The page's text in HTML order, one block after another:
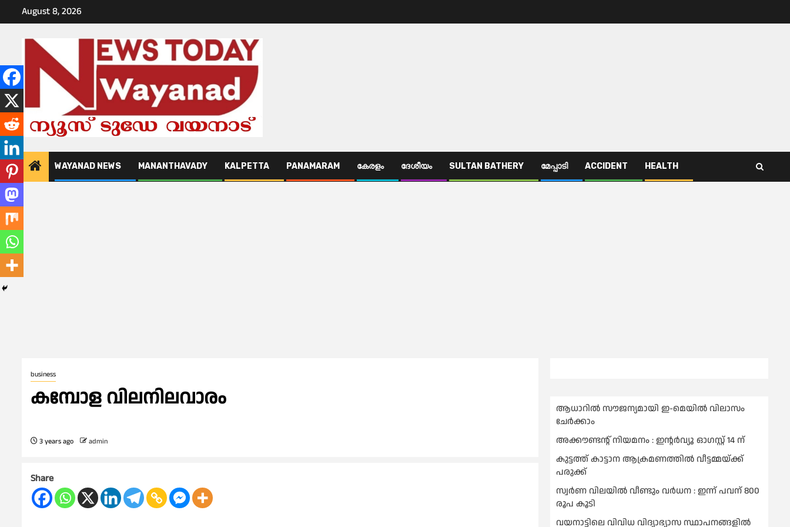
to
August 8, 2026
WAYANAD NEWS MANANTHAVADY KALPETTA PANAMARAM കേരളം ദേശീയം SULTAN BATHERY മേപ്പാടി ACCIDENT HEALTH
business
കമ്പോള വിലനിലവാരം
3 years ago admin
Share
ആധാറിൽ സൗജന്യമായി ഇ-മെയിൽ വിലാസം
ചേർക്കാം
അക്കൗണ്ടന്റ് നിയമനം : ഇൻ്റർവ്യൂ ഓഗസ്റ്റ് 14 ന്
കുട്ടത്ത് കാട്ടാന ആക്രമണത്തിൽ വീട്ടമ്മയ്ക്ക്
പരുക്ക്
സ്വർണ വിലയില്‍ വീണ്ടും വർധന : ഇന്ന് പവന് 800
രൂപ കൂടി
വയനാട്ടിലെ വിവിധ വിദ്യാഭ്യാസ സ്ഥാപനങ്ങളിൽ